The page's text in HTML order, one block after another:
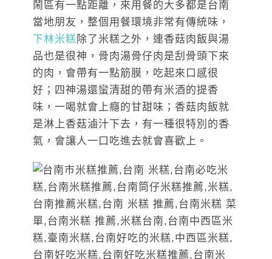
鬧區有一點距離，來用餐的大多都是台南
當地朋友，整個用餐環境非常有傳統味，
下林米糕 除了米糕之外，連香菇肉飯與湯
品也是很神，骨肉湯骨仔肉是刮骨頭下來
的肉，會帶有一點筋膜，吃起來口感很
好；四神湯還蠻清甜的帶有米酒的提香
味，一喝就會上癮的甘甜味；香菇肉飯就
是淋上香菇滷汁下去，有一種很特別的香
氣，會讓人一口吃進去就會喜歡上。